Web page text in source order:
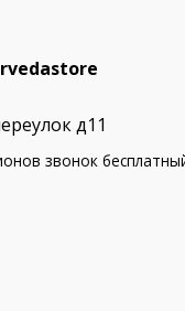
д11
звонок